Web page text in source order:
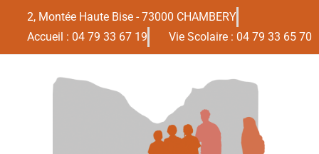
2, Montée Haute Bise - 73000 CHAMBERY
Accueil : 04 79 33 67 19
Vie Scolaire : 04 79 33 65 70